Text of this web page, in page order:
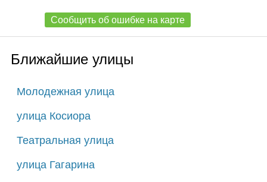
Сообщить об ошибке на карте
Ближайшие улицы
Молодежная улица
улица Косиора
Театральная улица
улица Гагарина